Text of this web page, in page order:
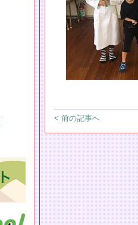
< 前の記事へ